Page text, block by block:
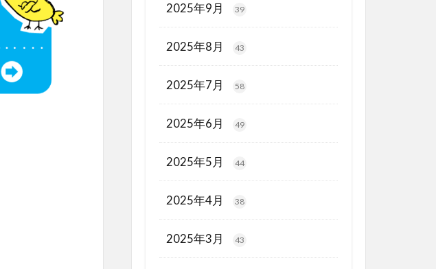
2025年9月 39
2025年8月 43
2025年7月 58
2025年6月 49
2025年5月 44
2025年4月 38
2025年3月 43